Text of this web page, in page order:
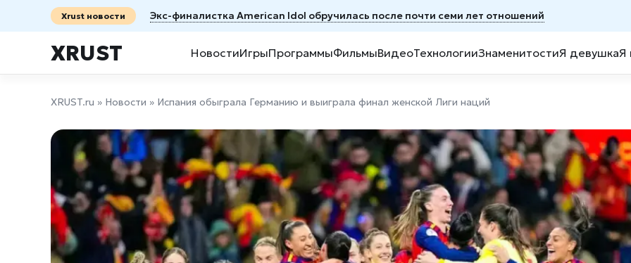
Xrust новости Экс-финалистка American Idol обручилась после почти семи лет отношений
XRUST НовостиИгрыПрограммыФильмыВидеоТехнологииЗнаменитостиЯ девушкаЯ
XRUST.ru » Новости » Испания обыграла Германию и выиграла финал женской Лиги наций